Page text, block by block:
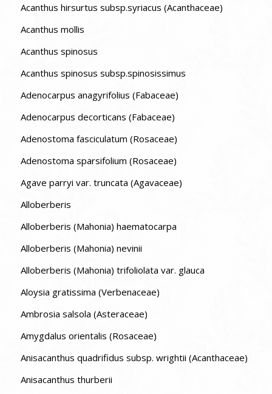
Acanthus hirsurtus subsp.syriacus (Acanthaceae)
Acanthus mollis
Acanthus spinosus
Acanthus spinosus subsp.spinosissimus
Adenocarpus anagyrifolius (Fabaceae)
Adenocarpus decorticans (Fabaceae)
Adenostoma fasciculatum (Rosaceae)
Adenostoma sparsifolium (Rosaceae)
Agave parryi var. truncata (Agavaceae)
Alloberberis
Alloberberis (Mahonia) haematocarpa
Alloberberis (Mahonia) nevinii
Alloberberis (Mahonia) trifoliolata var. glauca
Aloysia gratissima (Verbenaceae)
Ambrosia salsola (Asteraceae)
Amygdalus orientalis (Rosaceae)
Anisacanthus quadrifidus subsp. wrightii (Acanthaceae)
Anisacanthus thurberii